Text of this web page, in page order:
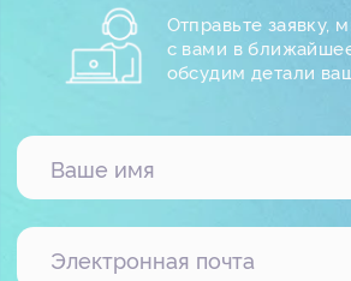
Контакты
+7 812 332 84 32
info@it-solution.ru
Тех. поддержка